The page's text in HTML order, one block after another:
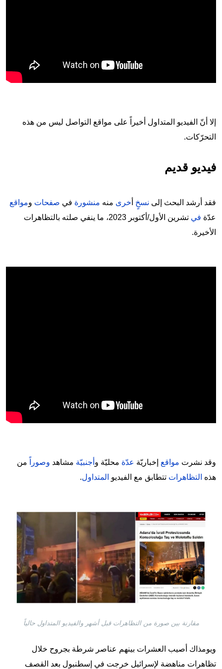
إلا أنّ الفيديو المتداول أخيراً على مواقع التواصل ليس من هذه
التحرّكات.
فيديو قديم
فقد أرشد البحث إلى نسخٍ خرى منه منشورة في صفحات ومواقع
عدّة في
تشرين الأول/أكتوبر 2023، ما ينفي صلته بالتظاهرات
الأخيرة.
وقد نشرت مواقع إخباريّة عدّة محليّة و أجنبيّة مشاهد وصوراً
من
هذه التظاهرات تتطابق مع الفيديو المتداول.
Image
مقارنة بين صورة من التظاهرات قبل أشهر والفيديو المتداول حالياً
ويومذاك أصيب العشرات بينهم عناصر شرطة بجروح خلال
تظاهرات مناهضة لإسرائيل خرجت في إسطنبول بعد القصف